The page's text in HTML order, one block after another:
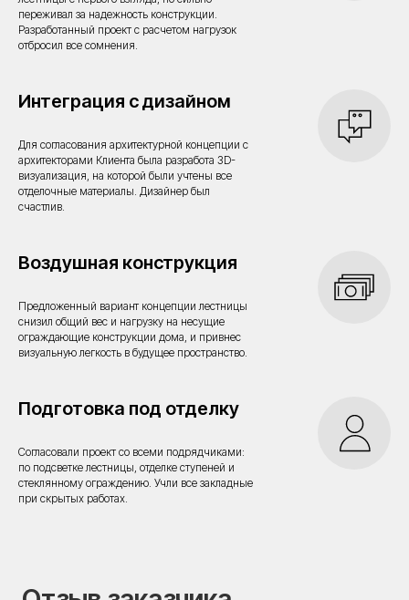
переживал за надежность конструкции.
Разработанный проект с расчетом нагрузок
отбросил все сомнения.
Интеграция с дизайном
Для согласования архитектурной концепции с
архитекторами Клиента была разработа 3D-
визуализация, на которой были учтены все
отделочные материалы. Дизайнер был
счастлив.
Воздушная конструкция
Предложенный вариант концепции лестницы
снизил общий вес и нагрузку на несущие
ограждающие конструкции дома, и привнес
визуальную легкость в будущее пространство.
Подготовка под отделку
Согласовали проект со всеми подрядчиками:
по подсветке лестницы, отделке ступеней и
стеклянному ограждению. Учли все закладные
при скрытых работах.
Свяжитесь с представителем
MONOLOFT — обсудим
ваш проект в деталях
точный ориентир по срокам и стоимости,
вышлем смету в PDF. Без навязываний,
строго по делу.